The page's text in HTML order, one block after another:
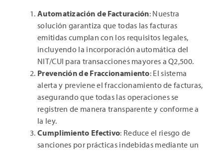
Automatización de Facturación: Nuestra
solución garantiza que todas las facturas
emitidas cumplan con los requisitos legales,
incluyendo la incorporación automática del
NIT/CUI para transacciones mayores a Q2,500.
Prevención de Fraccionamiento: El sistema
alerta y previene el fraccionamiento de facturas,
asegurando que todas las operaciones se
registren de manera transparente y conforme a
la ley.
Cumplimiento Efectivo: Reduce el riesgo de
sanciones por prácticas indebidas mediante un